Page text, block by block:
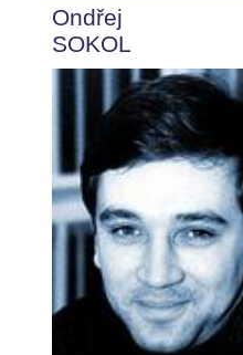
Ondřej
SOKOL